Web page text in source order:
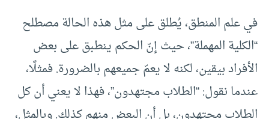
في علم المنطق، يُطلق على مثل هذه الحالة مصطلح
“الكلية المهملة”، حيث إنّ الحكم ينطبق على بعض
الأفراد بيقين، لكنه لا يعمّ جميعهم بالضرورة. فمثلًا،
عندما نقول: “الطلاب مجتهدون”، فهذا لا يعني أن كل